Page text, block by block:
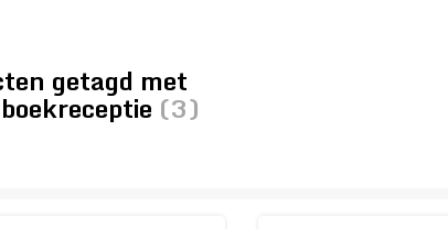
getagd met
(3)